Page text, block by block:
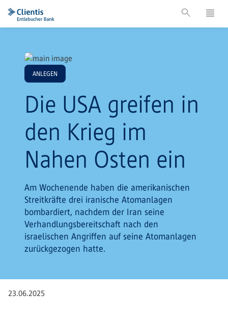
ANLEGEN
Die USA greifen in
den Krieg im
Nahen Osten ein
Am Wochenende haben die amerikanischen
Streitkräfte drei iranische Atomanlagen
bombardiert, nachdem der Iran seine
Verhandlungsbereitschaft nach den
israelischen Angriffen auf seine Atomanlagen
zurückgezogen hatte.
23.06.2025